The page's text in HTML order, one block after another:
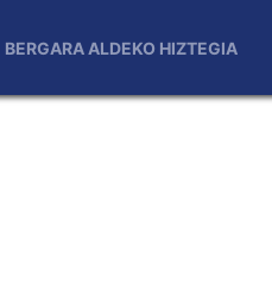
BERGARA ALDEKO HIZTEGIA